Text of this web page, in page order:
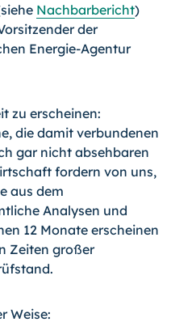
Nachbarbericht)
der
Energie-Agen­tur
zu erscheinen:
die damit verbundenen
gar nicht absehbaren
fordern von uns,
aus dem
Analysen und
12 Monate erscheinen
Zeiten großer
Weise: